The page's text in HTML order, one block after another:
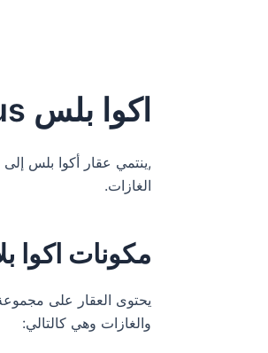
اكوا بلس Aqua Plus شراب لعلاج المغص.
,ينتمي عقار أكوا بلس
الغازات.
مكونات اكوا
يحتوى العقار على
والغازات وهي كالتالي: